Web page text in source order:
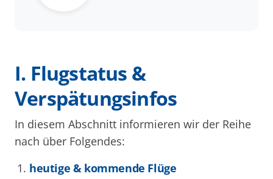
I. Flugstatus &
Verspätungsinfos
In diesem Abschnitt informieren wir der Reihe
nach über Folgendes:
heutige & kommende Flüge